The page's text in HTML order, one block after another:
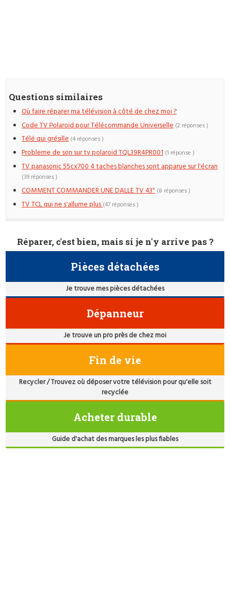
Questions similaires
Où faire réparer ma télévision à côté de chez moi ?
Code TV Polaroid pour Télécommande Universelle (2 réponses )
Télé qui grésille (4 réponses )
Probleme de son sur tv polaroid TQL39R4PR001 (1 réponse )
TV panasonic 55cx700 4 taches blanches sont apparue sur l'écran
(39 réponses )
COMMENT COMMANDER UNE DALLE TV 43" (8 réponses )
TV TCL qui ne s'allume plus(47 réponses )
Réparer, c'est bien, mais si je n'y arrive pas ?
Pièces détachées
Je trouve mes pièces détachées
Dépanneur
Je trouve un pro près de chez moi
Fin de vie
Recycler / Trouvez où déposer votre télévision pour qu'elle soit
recyclée
Acheter durable
Guide d'achat des marques les plus fiables